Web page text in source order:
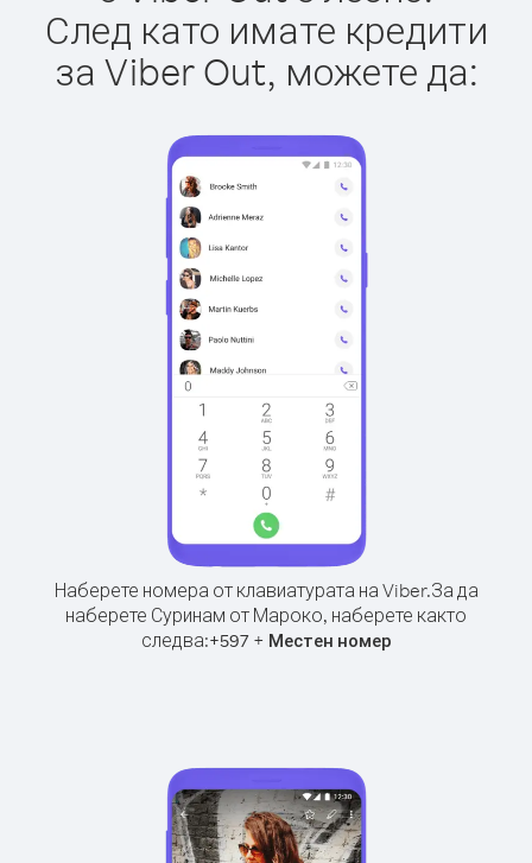
След като имате кредити
за Viber Out, можете да:
Наберете номера от клавиатурата на Viber.За да
наберете Суринам от Мароко, наберете както
следва:+597+ Местен номер